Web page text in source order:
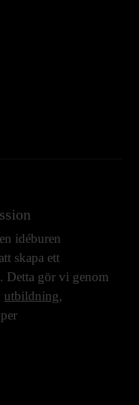
idéburen
skapa ett
Detta gör vi genom
utbildning,